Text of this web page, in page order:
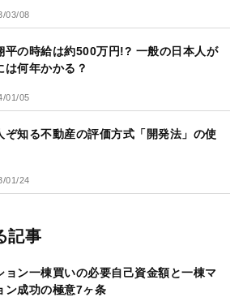
03/08
平の時給は約500万円!? 一般の日本人が
は何年かかる？
01/05
ぞ知る不動産の評価方式「開発法」の使
01/24
記事
ョン一棟買いの必要自己資金額と一棟マ
ン成功の極意7ヶ条